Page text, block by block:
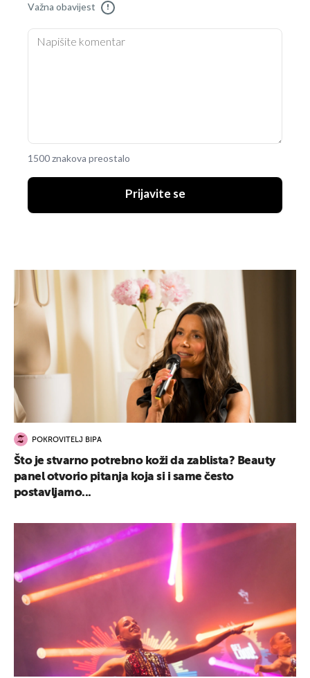
Važna obavijest !
1500 znakova preostalo
Prijavite se
POKROVITELJ BIPA
Što je stvarno potrebno koži da zablista? Beauty
panel otvorio pitanja koja si i same često
postavljamo...